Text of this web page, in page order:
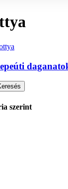
szerint